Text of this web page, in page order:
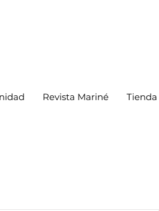
Revista Mariné Tienda